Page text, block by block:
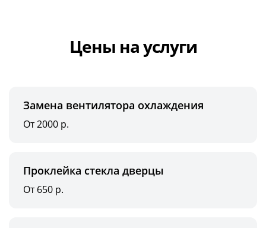
Цены на услуги
Замена вентилятора охлаждения
От 2000 р.
Проклейка стекла дверцы
От 650 р.